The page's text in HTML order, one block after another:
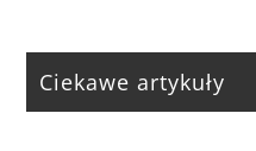
Ciekawe artykuły